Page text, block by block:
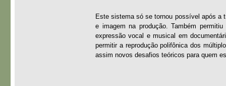
Este sistema só se tornou possível após a
e imagem na produção. Também
expressão vocal e musical em
permitir a reprodução polifônica dos
assim novos desafios teóricos para quem